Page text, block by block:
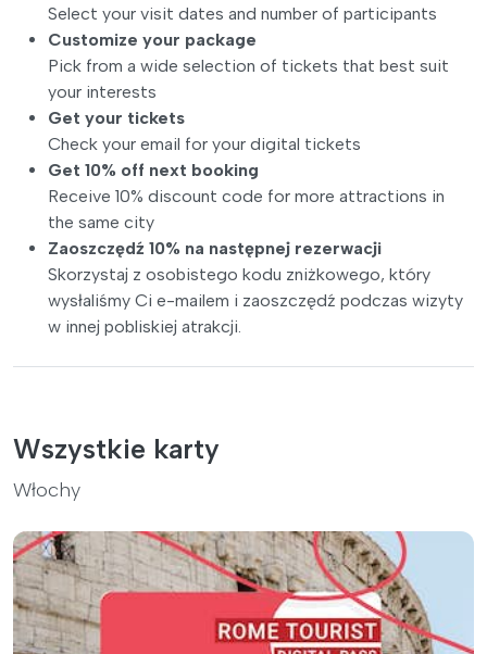
Select your visit dates and number of participants
Customize your package
Pick from a wide selection of tickets that best suit
your interests
Get your tickets
Check your email for your digital tickets
Get 10% off next booking
Receive 10% discount code for more attractions in
the same city
Zaoszczędź 10% na następnej rezerwacji
Skorzystaj z osobistego kodu zniżkowego, który
wysłaliśmy Ci e-mailem i zaoszczędź podczas wizyty
w innej pobliskiej atrakcji.
Wszystkie karty
Włochy